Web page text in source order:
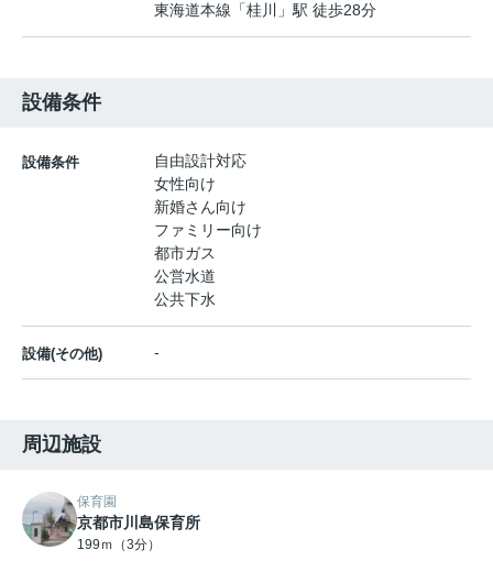
東海道本線 「桂川 」駅 徒歩28分
設備条件
設備条件
自由設計対応
女性向け
新婚さん向け
ファミリー向け
都市ガス
公営水道
公共下水
設備(その他) -
周辺施設
保育園
京都市川島保育所
199ｍ（3分）